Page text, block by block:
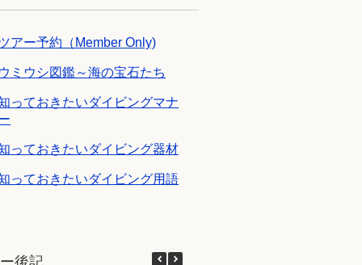
アー予約（Member Only)
ウミウシ図鑑～海の宝石たち
っておきたいダイビングマナ
っておきたいダイビング器材
っておきたいダイビング用語